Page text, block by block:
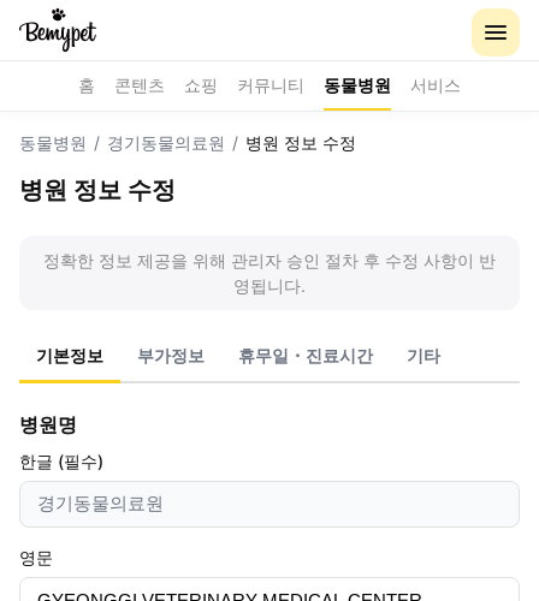
홈 콘텐츠 쇼핑 커뮤니티 동물병원 서비스
동물병원 / 경기동물의료원 / 병원 정보 수정
병원 정보 수정
정확한 정보 제공을 위해 관리자 승인 절차 후 수정 사항이 반
영됩니다.
기본정보 부가정보 휴무일・진료시간 기타
병원명
한글 (필수)
영문